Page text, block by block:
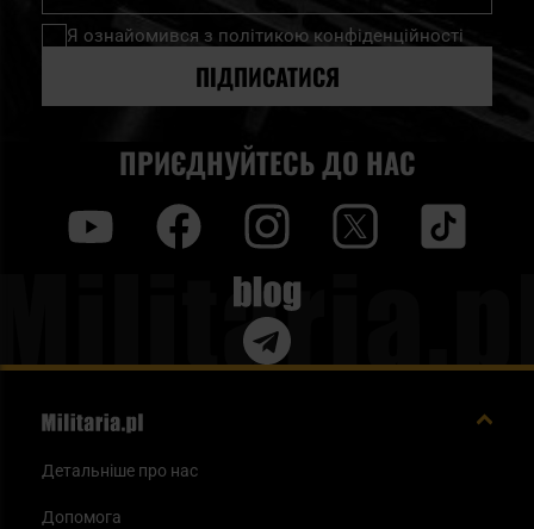
нашу
розсилку
Я ознайомився з політикою конфіденційності
ПІДПИСАТИСЯ
ПРИЄДНУЙТЕСЬ ДО НАС
Blog
Детальніше про нас
Допомога